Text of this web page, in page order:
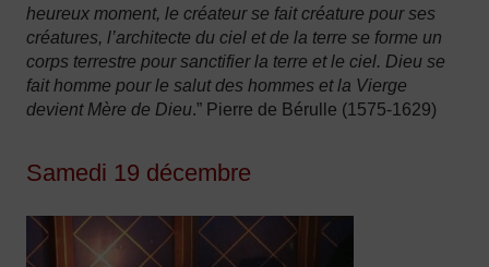
heureux moment, le créateur se fait créature pour ses
créatures, l’architecte du ciel et de la terre se forme un
corps terrestre pour sanctifier la terre et le ciel. Dieu se
fait homme pour le salut des hommes et la Vierge
devient Mère de Dieu.” Pierre de Bérulle (1575-1629)
Samedi 19 décembre